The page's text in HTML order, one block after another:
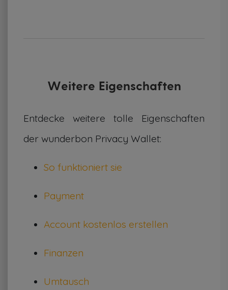
Weitere Eigenschaften
Entdecke weitere tolle Eigenschaften
der wunderbon Privacy Wallet:
So funktioniert sie
Payment
Account kostenlos erstellen
Finanzen
Umtausch